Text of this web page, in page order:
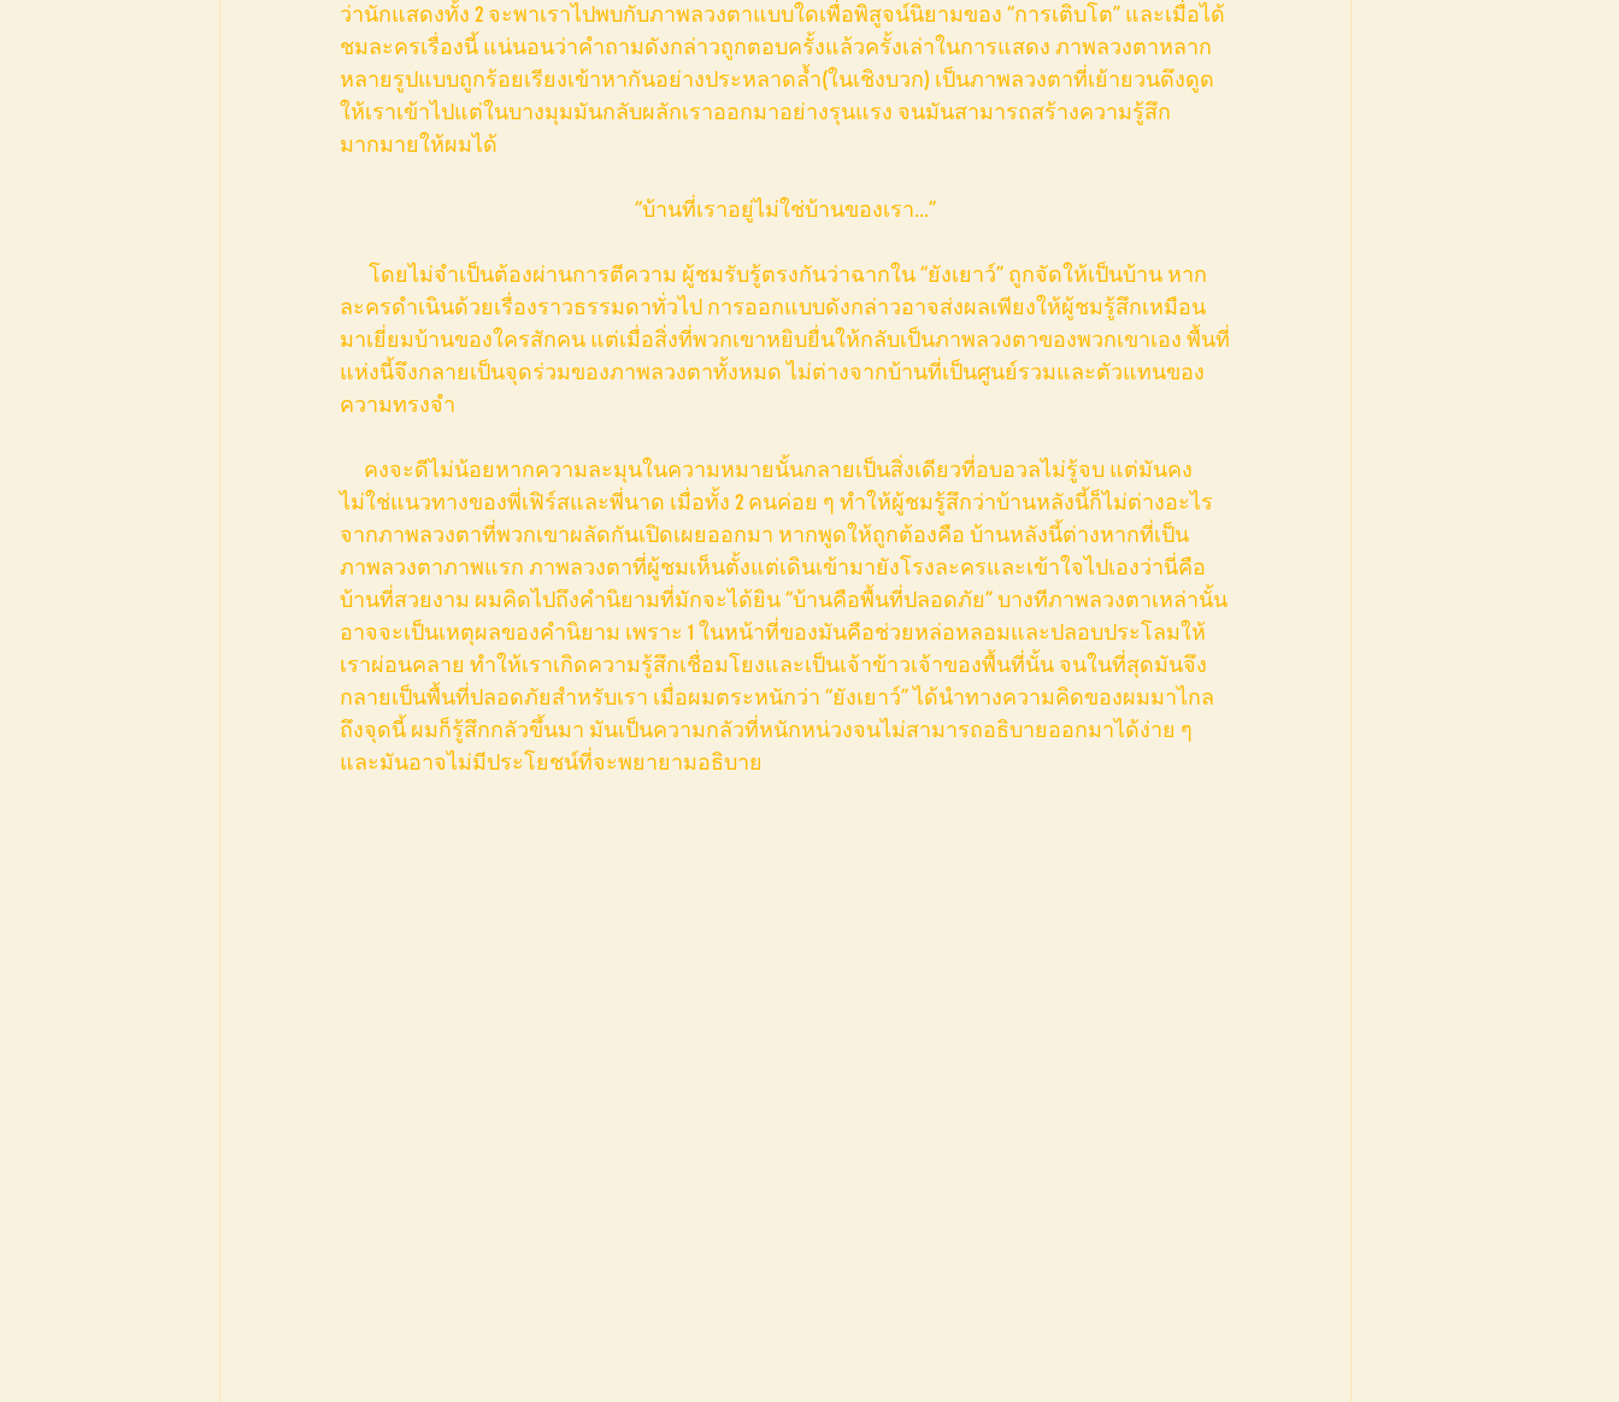
ว่านักแสดงทั้ง 2 จะพาเราไปพบกับภาพลวงตาแบบใดเพื่อพิสูจน์นิยามของ “การเติบโต” และเมื่อได้
ชมละครเรื่องนี้ แน่นอนว่าคำถามดังกล่าวถูกตอบครั้งแล้วครั้งเล่าในการแสดง ภาพลวงตาหลาก
หลายรูปแบบถูกร้อยเรียงเข้าหากันอย่างประหลาดล้ำ(ในเชิงบวก) เป็นภาพลวงตาที่เย้ายวนดึงดูด
ให้เราเข้าไปแต่ในบางมุมมันกลับผลักเราออกมาอย่างรุนแรง จนมันสามารถสร้างความรู้สึก
มากมายให้ผมได้
“บ้านที่เราอยู่ไม่ใช่บ้านของเรา...”
ละครดำเนินด้วยเรื่องราวธรรมดาทั่วไป การออกแบบดังกล่าวอาจส่งผลเพียงให้ผู้ชมรู้สึกเหมือน
มาเยี่ยมบ้านของใครสักคน แต่เมื่อสิ่งที่พวกเขาหยิบยื่นให้กลับเป็นภาพลวงตาของพวกเขาเอง พื้นที่
แห่งนี้จึงกลายเป็นจุดร่วมของภาพลวงตาทั้งหมด ไม่ต่างจากบ้านที่เป็นศูนย์รวมและตัวแทนของ
ความทรงจำ
ไม่ใช่แนวทางของพี่เฟิร์สและพี่นาด เมื่อทั้ง 2 คนค่อย ๆ ทำให้ผู้ชมรู้สึกว่าบ้านหลังนี้ก็ไม่ต่างอะไร
จากภาพลวงตาที่พวกเขาผลัดกันเปิดเผยออกมา หากพูดให้ถูกต้องคือ บ้านหลังนี้ต่างหากที่เป็น
ภาพลวงตาภาพแรก ภาพลวงตาที่ผู้ชมเห็นตั้งแต่เดินเข้ามายังโรงละครและเข้าใจไปเองว่านี่คือ
บ้านที่สวยงาม ผมคิดไปถึงคำนิยามที่มักจะได้ยิน “บ้านคือพื้นที่ปลอดภัย” บางทีภาพลวงตาเหล่านั้น
อาจจะเป็นเหตุผลของคำนิยาม เพราะ 1 ในหน้าที่ของมันคือช่วยหล่อหลอมและปลอบประโลมให้
เราผ่อนคลาย ทำให้เราเกิดความรู้สึกเชื่อมโยงและเป็นเจ้าข้าวเจ้าของพื้นที่นั้น จนในที่สุดมันจึง
กลายเป็นพื้นที่ปลอดภัยสำหรับเรา เมื่อผมตระหนักว่า “ยังเยาว์” ได้นำทางความคิดของผมมาไกล
ถึงจุดนี้ ผมก็รู้สึกกลัวขึ้นมา มันเป็นความกลัวที่หนักหน่วงจนไม่สามารถอธิบายออกมาได้ง่าย ๆ
และมันอาจไม่มีประโยชน์ที่จะพยายามอธิบาย